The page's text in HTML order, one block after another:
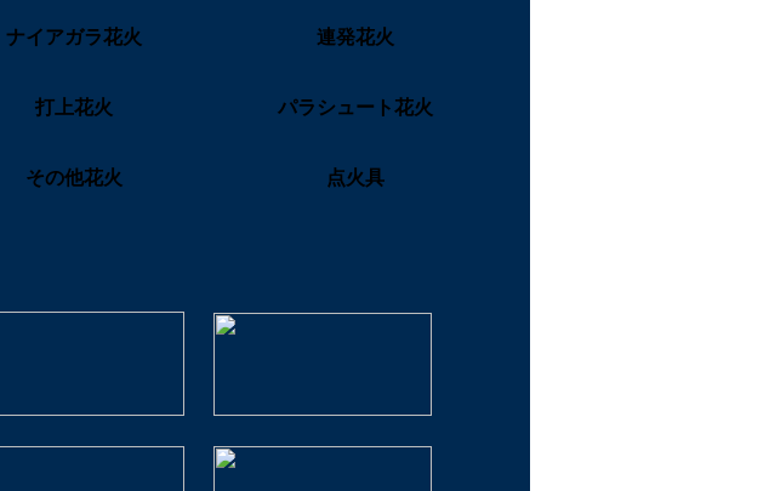
ナイアガラ花火 連発花火
打上花火 パラシュート花火
その他花火 点火具